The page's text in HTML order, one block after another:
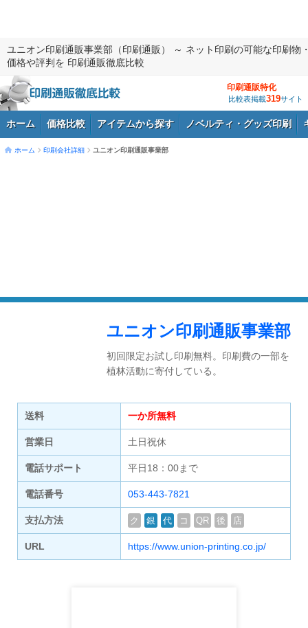
ユニオン印刷通販事業部（印刷通販） ～ ネット印刷の可能な印刷物
価格や評判を 印刷通販徹底比較
印刷通販特化
比較表掲載319サイト
ホーム 価格比較 アイテムから探す ノベルティ・グッズ印刷
ホーム 印刷会社詳細 ユニオン印刷通販事業部
ユニオン印刷通販事業部
初回限定お試し印刷無料。印刷費の一部を
植林活動に寄付している。
送料 一か所無料
営業日 土日祝休
電話サポート 平日18：00まで
電話番号 053-443-7821
支払方法 ク 銀 代 コ QR 後 店
URL https://www.union-printing.co.jp/